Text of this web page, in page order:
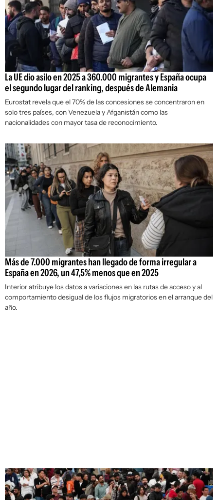
La UE dio asilo en 2025 a 360.000 migrantes y España ocupa
el segundo lugar del ranking, después de Alemania
Eurostat revela que el 70% de las concesiones se concentraron en
solo tres países, con Venezuela y Afganistán como las
nacionalidades con mayor tasa de reconocimiento.
Más de 7.000 migrantes han llegado de forma irregular a
España en 2026, un 47,5% menos que en 2025
Interior atribuye los datos a variaciones en las rutas de acceso y al
comportamiento desigual de los flujos migratorios en el arranque del
año.